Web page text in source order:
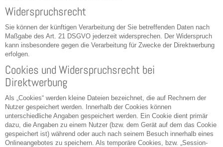
Widerspruchsrecht
Sie können der künftigen Verarbeitung der Sie betreffenden Daten nach
Maßgabe des Art. 21 DSGVO jederzeit widersprechen. Der Widerspruch
kann insbesondere gegen die Verarbeitung für Zwecke der Direktwerbung
erfolgen.
Cookies und Widerspruchsrecht bei
Direktwerbung
Als „Cookies“ werden kleine Dateien bezeichnet, die auf Rechnern der
Nutzer gespeichert werden. Innerhalb der Cookies können
unterschiedliche Angaben gespeichert werden. Ein Cookie dient primär
dazu, die Angaben zu einem Nutzer (bzw. dem Gerät auf dem das Cookie
gespeichert ist) während oder auch nach seinem Besuch innerhalb eines
Onlineangebotes zu speichern. Als temporäre Cookies, bzw. „Session-